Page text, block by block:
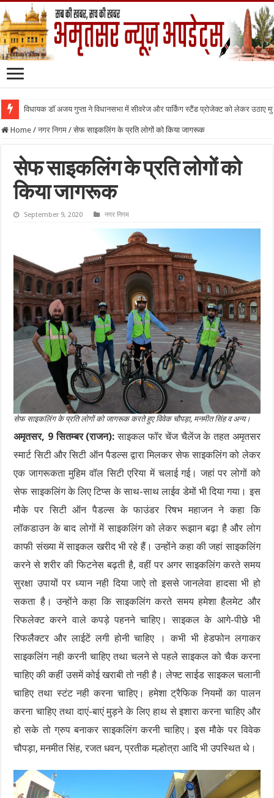
विधायक डॉ अजय गुप्ता ने विधानसभा में सीवरेज और पार्किंग स्टैंड प्रोजेक्ट को लेकर उठाए
Home / नगर निगम / सेफ साइकलिंग के प्रति लोगों को किया जागरूक
सेफ साइकलिंग के प्रति लोगों को
किया जागरूक
September 9, 2020 नगर निगम
सेफ साइकलिंग के प्रति लोगों को जागरूक करते हुए विवेक चौपड़ा, मनमीत सिंह व अन्य।
अमृतसर, 9 सितम्बर (राजन):साइकल फॉर चेंज चैलेंज के तहत अमृतसर
स्मार्ट सिटी और सिटी ऑन पैडल्स द्वारा मिलकर सेफ साइकलिंग को लेकर
एक जागरूकता मुहिम वॉल सिटी एरिया में चलाई गई। जहां पर लोगों को
सेफ साइकलिंग के लिए टिप्स के साथ-साथ लाईव डेमों भी दिया गया। इस
मौके पर सिटी ऑन पैडल्स के फाउंडर रिषभ महाजन ने कहा कि
लॉकडाउन के बाद लोगों में साइकलिंग को लेकर रूझान बढ़ा है और लोग
काफी संख्या में साइकल खरीद भी रहे हैं। उन्होंने कहा की जहां साइकलिंग
करने से शरीर की फिटनेस बढ़ती है, वहीं पर अगर साइकलिंग करते समय
सुरक्षा उपायों पर ध्यान नही दिया जाऐ तो इससे जानलेवा हादसा भी हो
सकता है। उन्होंने कहा कि साइकलिंग करते समय हमेशा हैलमेट और
रिफलेक्ट करने वाले कपड़े पहनने चाहिए। साइकल के आगे-पीछे भी
रिफलैक्टर और लाईटें लगी होनी चाहिए । कभी भी हेडफोन लगाकर
साइकलिंग नही करनी चाहिए तथा चलने से पहले साइकल को चैक करना
चाहिए की कहीं उसमें कोई खराबी तो नही है। लेफ्ट साईड साइकल चलानी
चाहिए तथा स्टंट नही करना चाहिए। हमेशा ट्रैफिक नियमों का पालन
करना चाहिए तथा दाएं-बाएं मुड़ने के लिए हाथ से इशारा करना चाहिए और
हो सके तो ग्रुप बनाकर साइकलिंग करनी चाहिए। इस मौके पर विवेक
चौपड़ा, मनमीत सिंह, रजत धवन, प्रतीक मल्होत्रा आदि भी उपस्थित थे।